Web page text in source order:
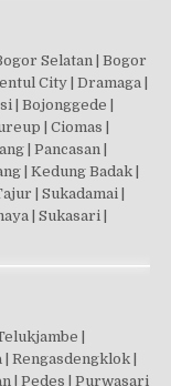
Selatan | Bogor
City | Dramaga |
| Bojonggede |
| Ciomas |
| Pancasan |
| Kedung Badak |
| Sukadamai |
| Sukasari |
|
Rengasdengklok |
| Pedes | Purwasari